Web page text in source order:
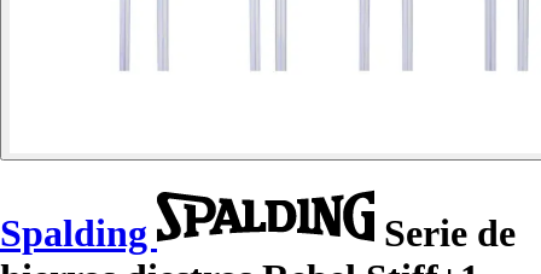
Spalding
Serie de